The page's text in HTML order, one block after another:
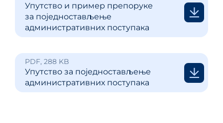
Упутство и пример препоруке
за поједностављење
административних поступака
PDF, 288 KB
Упутство за поједностављење
административних поступака